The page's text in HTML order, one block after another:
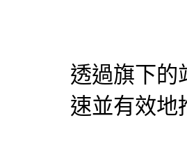
透過旗下的
速並有效地